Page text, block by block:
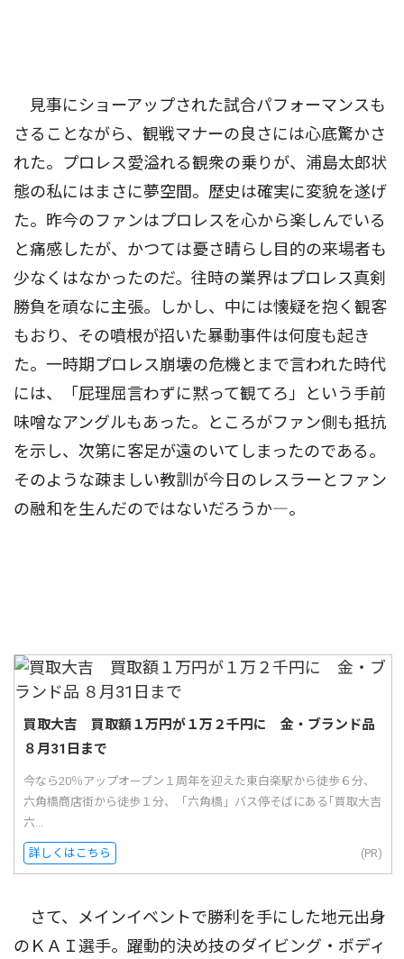
見事にショーアップされた試合パフォーマンスも
さることながら、観戦マナーの良さには心底驚かさ
れた。プロレス愛溢れる観衆の乗りが、浦島太郎状
態の私にはまさに夢空間。歴史は確実に変貌を遂げ
た。昨今のファンはプロレスを心から楽しんでいる
と痛感したが、かつては憂さ晴らし目的の来場者も
少なくはなかったのだ。往時の業界はプロレス真剣
勝負を頑なに主張。しかし、中には懐疑を抱く観客
もおり、その噴根が招いた暴動事件は何度も起き
た。一時期プロレス崩壊の危機とまで言われた時代
には、「屁理屈言わずに黙って観てろ」という手前
味噌なアングルもあった。ところがファン側も抵抗
を示し、次第に客足が遠のいてしまったのである。
そのような疎ましい教訓が今日のレスラーとファン
の融和を生んだのではないだろうか―。
買取大吉 買取額１万円が１万２千円に 金・ブランド品
８月31日まで
今なら20％アップオープン１周年を迎えた東白楽駅から徒歩６分、
六角橋商店街から徒歩１分、「六角橋」バス停そばにある｢買取大吉
六...
詳しくはこちら (PR)
さて、メインイベントで勝利を手にした地元出身
のＫＡＩ選手。躍動的決め技のダイビング・ボディ